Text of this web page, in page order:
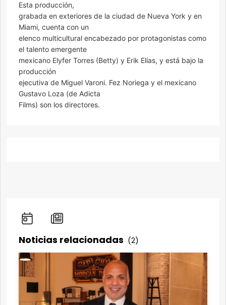
Esta producción,
grabada en exteriores de la ciudad de Nueva York y en
Miami, cuenta con un
elenco multicultural encabezado por protagonistas como
el talento emergente
mexicano Elyfer Torres (Betty) y Erik Elías, y está bajo la
producción
ejecutiva de Miguel Varoni. Fez Noriega y el mexicano
Gustavo Loza (de Adicta
Films) son los directores.
Noticias relacionadas (2)